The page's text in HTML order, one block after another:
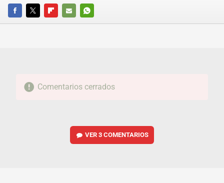
FACEBOOKTWITTERFLIPBOARD
E-
WHATSAPP
Comentarios cerrados
VER3 COMENTARIOS